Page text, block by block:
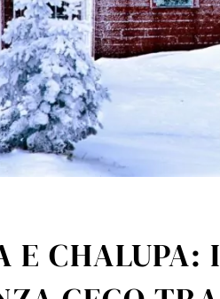
E CHALUPA: